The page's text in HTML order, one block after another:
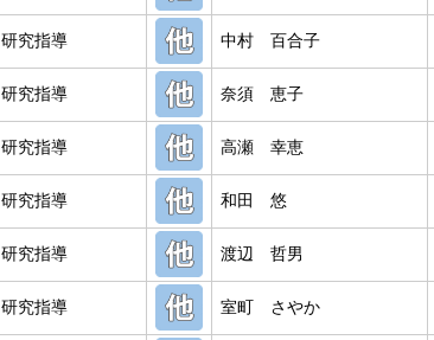
研究指導 中村 百合子
研究指導 奈須 恵子
研究指導 高瀬 幸恵
研究指導 和田 悠
研究指導 渡辺 哲男
研究指導 室町 さやか